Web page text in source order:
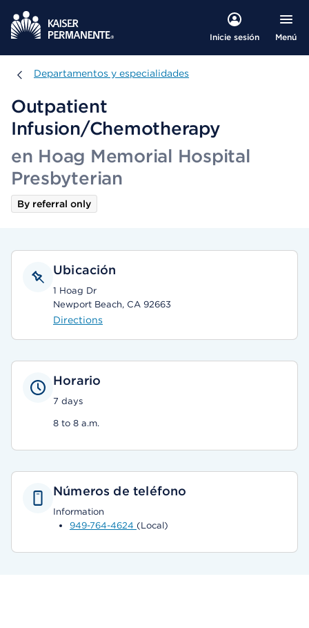
Inicie sesión Menú
Departamentos y especialidades
Departamentos y especialidades
Outpatient
Infusion/Chemotherapy
en Hoag Memorial Hospital
Presbyterian
By referral only
Ubicación
1 Hoag Dr
Newport Beach, CA 92663
Directions
Horario
7 days
8 to 8 a.m.
Números de teléfono
Information
949-764-4624 (Local)